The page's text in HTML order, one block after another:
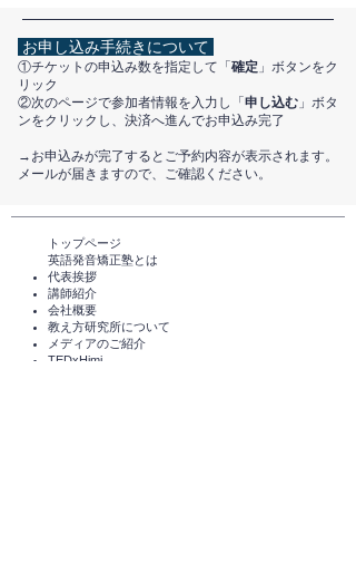
お申し込み手続きについて
①チケットの申込み数を指定して「 確定 」ボタンをク
リック
②次のページで参加者情報を入力し「 申し込む 」ボタ
ンをクリックし、決済へ進んでお申込み完了
​→お申込みが完了するとご予約内容が表示されます。
メールが届きますので、ご確認ください。
トップページ​
英語発音矯正塾とは
代表挨拶
講師紹介
​会社概要
​教え方研究所について
メディアのご紹介
TEDxHimi